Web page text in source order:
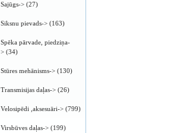
Sajūgs-> (27)
Siksnu pievads-> (163)
Spēka pārvade, piedziņa-
> (34)
Stūres mehānisms-> (130)
Transmisijas daļas-> (26)
Velosipēdi ,aksesuāri-> (799)
Virsbūves daļas-> (199)